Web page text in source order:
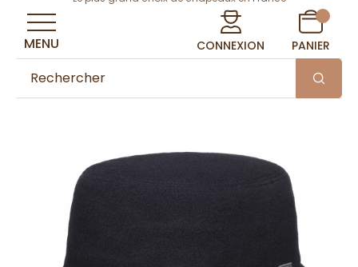
CONNEXION PANIER
MENU